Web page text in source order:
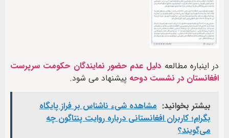
در اینباره مطالعه دلیل عدم حضور نمایندگان حکومت سرپرست
افغانستان در نشست دوحه پیشنهاد می شود.
بیشتر بخوانید: مشاهده شیء ناشناس بر فراز پایگاه
بگرام؛ کاربران افغانستانی درباره روایت پنتاگون چه
می‌گویند؟